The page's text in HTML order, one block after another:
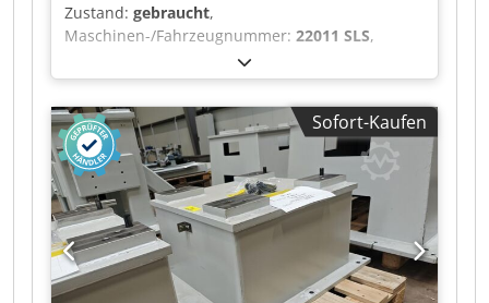
Zustand: gebraucht,
Maschinen-/Fahrzeugnummer: 22011 SLS,
, Laser Data Marking Laser
Dodpezilv Hofx Adrokr Manufacturer: Keyence
Model: MD-X2520A Laser type: YVO₄ laser Laser
class: 4 Wavelength: 1063 nm Output power: 25
W Laser Position Detection Laser type:
Semiconductor laser Laser class: 3R Wavelength:
683 nm Output power: 5.0 mW Guide Laser /
Distance Indicator Laser type: Semiconductor
laser Laser class: 2 Wavelength: 655 nm Output
power: 1.0 mW Electrical Data Nominal voltage:
400 VAC Frequency: 50 Hz Control voltage: 24
Sofort-Kaufen